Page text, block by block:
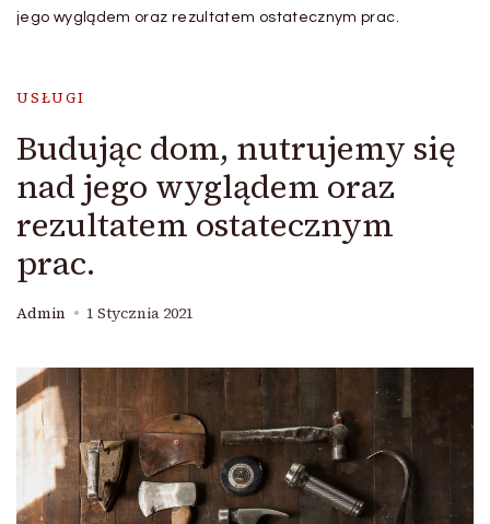
jego wyglądem oraz rezultatem ostatecznym prac.
USŁUGI
Budując dom, nutrujemy się
nad jego wyglądem oraz
rezultatem ostatecznym
prac.
Admin 1 Stycznia 2021